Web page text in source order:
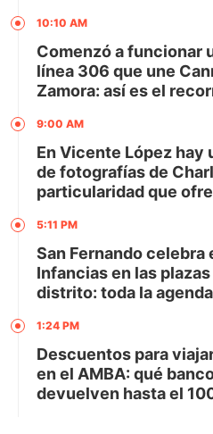
10:10 AM
Comenzó a funcionar
línea 306 que une
Zamora: así es el
9:00 AM
En Vicente López hay
de fotografías de
particularidad que
5:11 PM
San Fernando celebra
Infancias en las
distrito: toda la agenda
1:24 PM
Descuentos para
en el AMBA: qué
devuelven hasta el